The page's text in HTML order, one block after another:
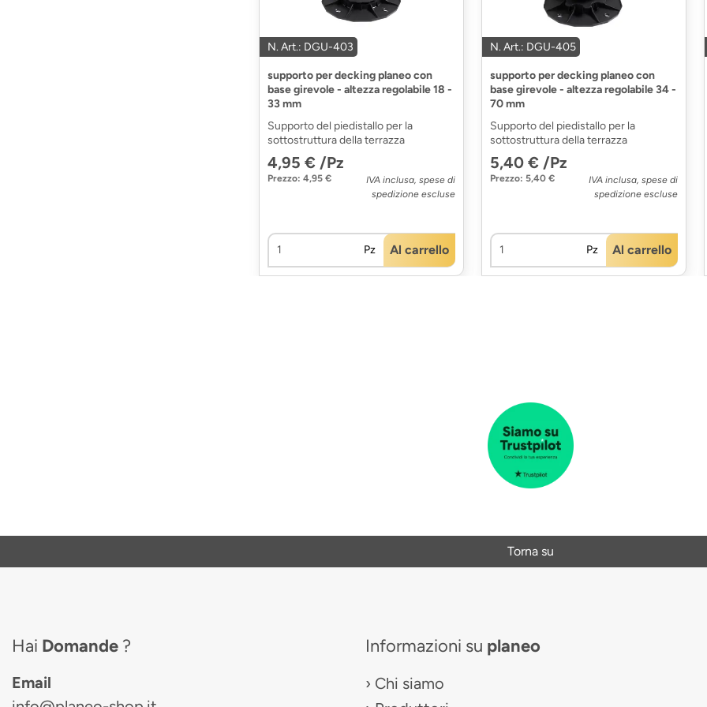
N. Art.: DGU-403
supporto per decking planeo con
base girevole - altezza regolabile 18 -
33 mm
Supporto del piedistallo per la
sottostruttura della terrazza
4,95 € /Pz
Prezzo: 4,95 €
IVA inclusa, spese di
spedizione escluse
Pz Al carrello
N. Art.: DGU-405
supporto per decking planeo con
base girevole - altezza regolabile 34 -
70 mm
Supporto del piedistallo per la
sottostruttura della terrazza
5,40 € /Pz
Prezzo: 5,40 €
IVA inclusa, spese di
spedizione escluse
Pz Al carrello
Torna su
Hai Domande ?
Email
Informazioni su planeo
Chi siamo